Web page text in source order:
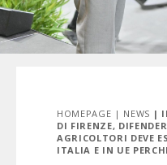
HOMEPAGE | NEWS |
DI FIRENZE,
AGRICOLTORI DEVE
ITALIA E IN UE